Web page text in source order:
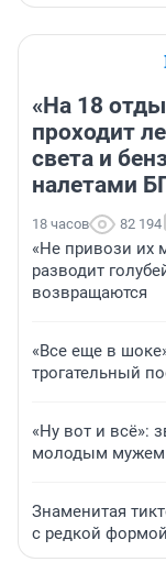
«На 18
проходит
света и
налетами
18 часов 82 194
«Не привози их
разводит
возвращаются
«Все еще в
трогательный
«Ну вот и всё»:
молодым мужем
Знаменитая
с редкой